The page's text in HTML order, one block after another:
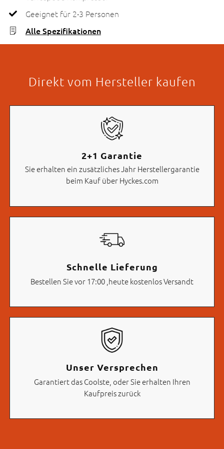
Geeignet für 2-3 Personen
Alle Spezifikationen
Direkt vom Hersteller kaufen
2+1 Garantie
Sie erhalten ein zusätzliches Jahr Herstellergarantie
beim Kauf über Hyckes.com
Schnelle Lieferung
Bestellen Sie vor 17:00 ,heute kostenlos Versandt
Unser Versprechen
Garantiert das Coolste, oder Sie erhalten Ihren
Kaufpreis zurück